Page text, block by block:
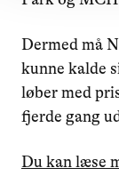
Dermed må
kunne kalde
løber med
fjerde gang
Du kan læse